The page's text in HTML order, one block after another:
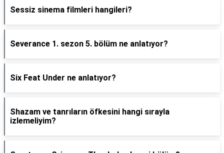
Sessiz sinema filmleri hangileri?
Severance 1. sezon 5. bölüm ne anlatıyor?
Six Feat Under ne anlatıyor?
Shazam ve tanrıların öfkesini hangi sırayla
izlemeliyim?